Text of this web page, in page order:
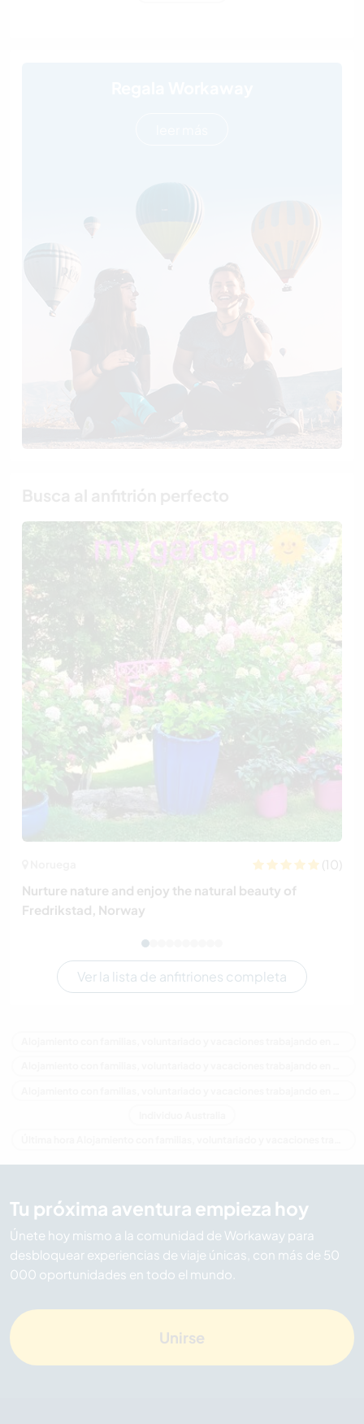
(10)
Nurture nature and enjoy the natural beauty of
Fredrikstad, Norway
Ver la lista de anfitriones completa
Tu próxima aventura empieza hoy
Únete hoy mismo a la comunidad de Workaway para
desbloquear experiencias de viaje únicas, con más de 50
000 oportunidades en todo el mundo.
Unirse